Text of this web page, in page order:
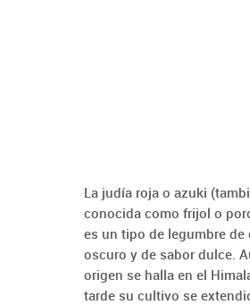
La judía roja o azuki
conocida como frijol o
es un tipo de legumbre de
oscuro y de sabor dulce.
origen se halla en el
tarde su cultivo se